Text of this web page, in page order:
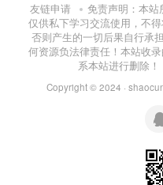
友链申请
免责声明：本站
仅供私下学习交流使用，不
否则产生的一切后果自行承
何资源负法律责任！本站收
系本站进行删除！
Copyright © 2024 ·